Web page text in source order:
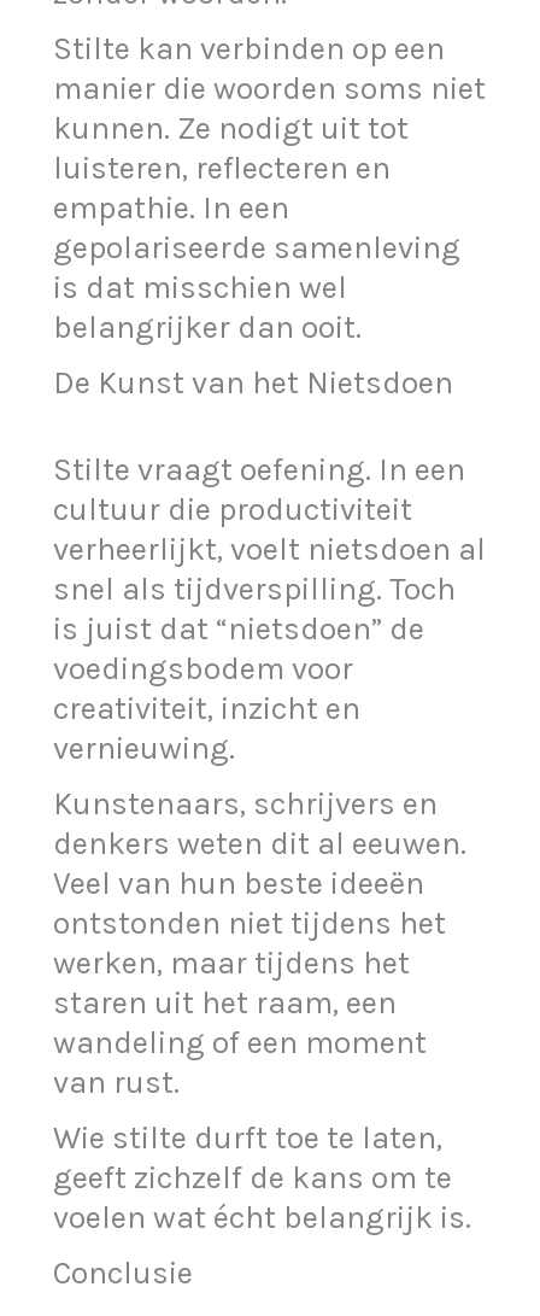
Stilte kan verbinden op een
manier die woorden soms niet
kunnen. Ze nodigt uit tot
luisteren, reflecteren en
empathie. In een
gepolariseerde samenleving
is dat misschien wel
belangrijker dan ooit.
De Kunst van het Nietsdoen
Stilte vraagt oefening. In een
cultuur die productiviteit
verheerlijkt, voelt nietsdoen al
snel als tijdverspilling. Toch
is juist dat “nietsdoen” de
voedingsbodem voor
creativiteit, inzicht en
vernieuwing.
Kunstenaars, schrijvers en
denkers weten dit al eeuwen.
Veel van hun beste ideeën
ontstonden niet tijdens het
werken, maar tijdens het
staren uit het raam, een
wandeling of een moment
van rust.
Wie stilte durft toe te laten,
geeft zichzelf de kans om te
voelen wat écht belangrijk is.
Conclusie